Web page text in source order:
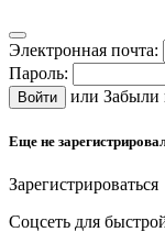
Электронная почта:
Пароль:
или Забыли
Еще не
Зарегистрироваться
Соцсеть для